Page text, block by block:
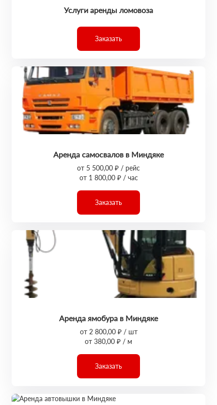
Услуги аренды ломовоза
Заказать
Аренда самосвалов в Миндяке
от 5 500,00 ₽ / рейс
от 1 800,00 ₽ / час
Заказать
Аренда ямобура в Миндяке
от 2 800,00 ₽ / шт
от 380,00 ₽ / м
Заказать